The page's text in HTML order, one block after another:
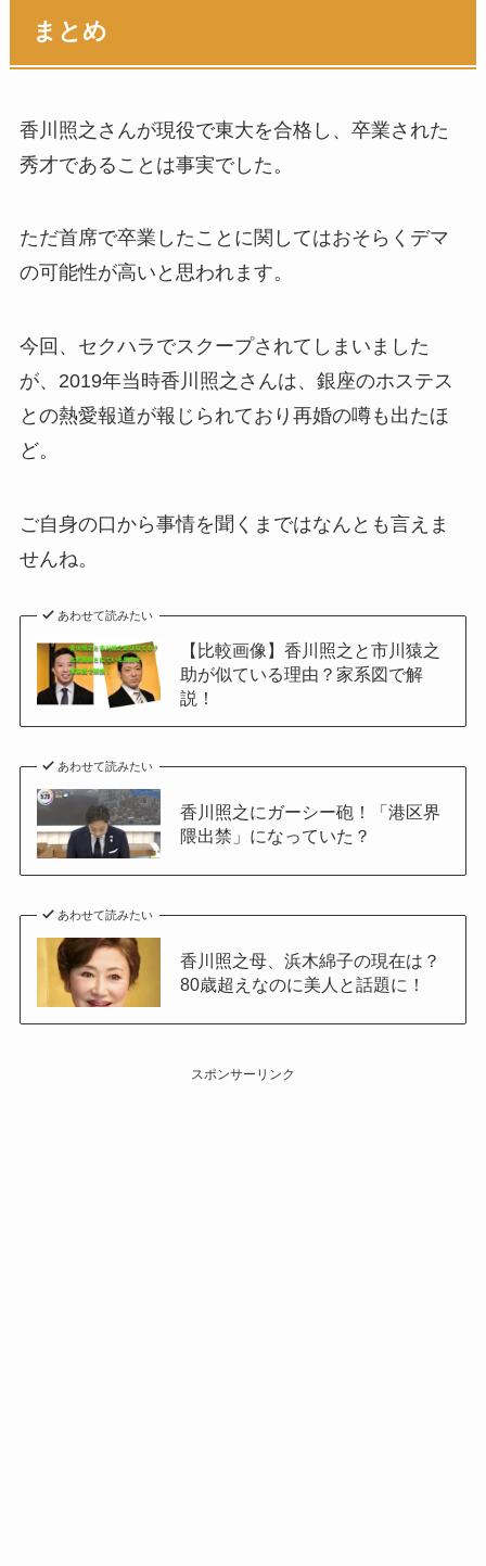
まとめ
香川照之さんが現役で東大を合格し、卒業された
秀才であることは事実でした。
ただ首席で卒業したことに関してはおそらくデマ
の可能性が高いと思われます。
今回、セクハラでスクープされてしまいました
が、2019年当時香川照之さんは、銀座のホステス
との熱愛報道が報じられており再婚の噂も出たほ
ど。
ご自身の口から事情を聞くまではなんとも言えま
せんね。
あわせて読みたい
【比較画像】香川照之と市川猿之
助が似ている理由？家系図で解
説！
あわせて読みたい
香川照之にガーシー砲！「港区界
隈出禁」になっていた？
あわせて読みたい
香川照之母、浜木綿子の現在は？
80歳超えなのに美人と話題に！
スポンサーリンク